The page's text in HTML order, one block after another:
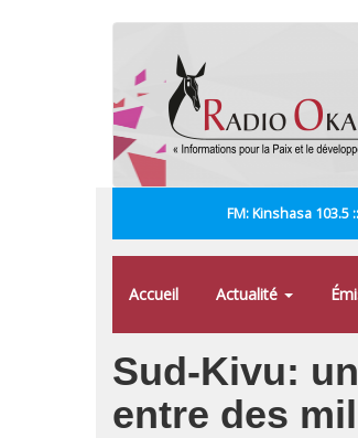
FM: Kinshasa 103.5
Accueil Actualité
Sud-Kivu:
entre des